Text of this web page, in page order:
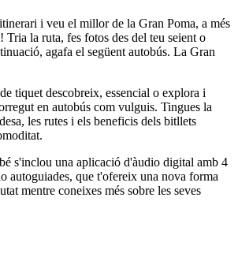
i veu el millor de la Gran Poma, a més
la ruta, fes fotos des del teu seient o
agafa el següent autobús. La Gran
tiquet descobreix, essencial o explora i
en autobús com vulguis. Tingues la
les rutes i els beneficis dels bitllets
s'inclou una aplicació d'àudio digital amb 4
autoguiades, que t'ofereix una nova forma
mentre coneixes més sobre les seves